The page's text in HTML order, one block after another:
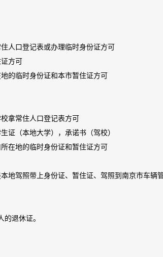
人口登记表或办理临时身份证方可
方可
的临时身份证和本市暂住证方可
拿常住人口登记表方可
证（本地大学），承诺书（驾校）
在地的临时身份证和暂住证方可
地驾照带上身份证、暂住证、驾照到南京市车辆
的退休证。